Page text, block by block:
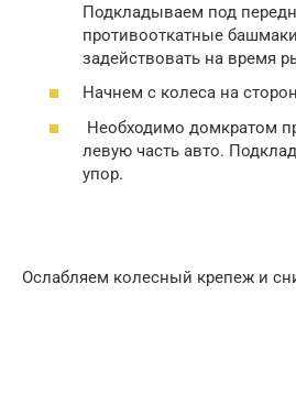
Подкладываем под
противооткатные
задействовать на время
Начнем с колеса на
Необходимо домкратом
левую часть авто.
упор.
Ослабляем колесный крепеж и